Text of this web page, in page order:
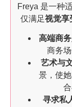
Freya 是一种
仅满足视觉享
高端商
商务
艺术与
景，使
寻求私